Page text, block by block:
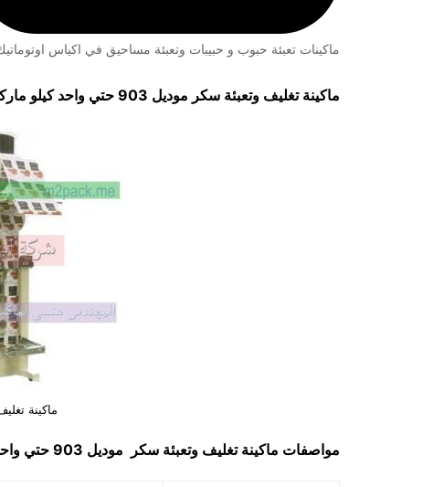
ماكينات تعبئة حبوب و حبيبات وتعبئة مساحيق في اكياس
ماكينة تغليف وتعبئة سكر موديل 903 حتي واحد كيلو ماركة مهندس منسي
ماكينة
مواصفات ماكينة تغليف وتعبئة سكر موديل 903 حتي واحد كيلو ماركة مهندس منسي